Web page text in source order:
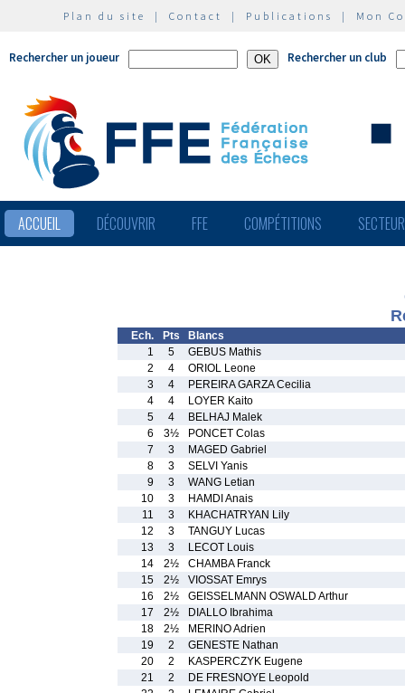
Plan du site | Contact | Publications | Mon
Rechercher un joueur Rechercher un club
ACCUEIL DÉCOUVRIR FFE COMPÉTITIONS
Ech. Pts
Blancs
1
5
GEBUS Mathis
2
4
ORIOL Leone
3
4
PEREIRA GARZA Cecilia
4
4
LOYER Kaito
5
4
BELHAJ Malek
6
3½
PONCET Colas
7
3
MAGED Gabriel
8
3
SELVI Yanis
9
3
WANG Letian
10
3
HAMDI Anais
11
3
KHACHATRYAN Lily
12
3
TANGUY Lucas
13
3
LECOT Louis
14
2½
CHAMBA Franck
15
2½
VIOSSAT Emrys
16
2½
GEISSELMANN OSWALD Arthur
17
2½
DIALLO Ibrahima
18
2½
MERINO Adrien
19
2
GENESTE Nathan
20
2
KASPERCZYK Eugene
21
2
DE FRESNOYE Leopold